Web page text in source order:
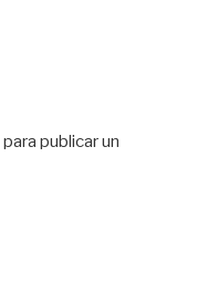
para publicar un